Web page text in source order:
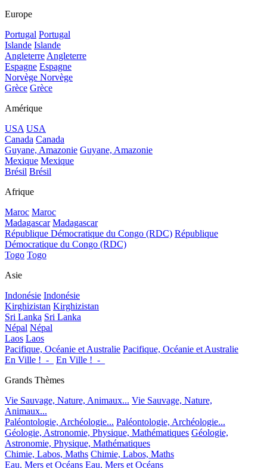
Europe
Portugal Portugal
Islande Islande
AngleterreAngleterre
Espagne Espagne
Norvège Norvège
Grèce Grèce
Amérique
USA USA
Canada Canada
Guyane, Amazonie Guyane, Amazonie
Mexique Mexique
Brésil Brésil
Afrique
Maroc Maroc
Madagascar Madagascar
République Démocratique du Congo (RDC) République
Démocratique du Congo (RDC)
Togo Togo
Asie
Indonésie Indonésie
Kirghizistan Kirghizistan
Sri Lanka Sri Lanka
Népal Népal
Laos Laos
Pacifique, Océanie et Australie Pacifique, Océanie et Australie
En Ville !_-_
En Ville !_-_
Grands Thèmes
Vie Sauvage, Nature, Animaux... Vie Sauvage, Nature,
Animaux...
Paléontologie, Archéologie... Paléontologie, Archéologie...
Géologie, Astronomie, Physique, Mathématiques Géologie,
Astronomie, Physique, Mathématiques
Chimie, Labos, Maths Chimie, Labos, Maths
Eau, Mers et Océans Eau, Mers et Océans